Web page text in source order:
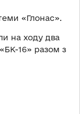
«Глонас».
на ходу два
16» разом з